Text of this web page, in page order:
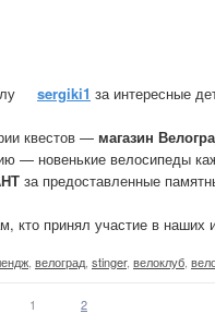
sergiki1 за интересные
квестов — магазин
— новенькие велосипеды
за предоставленные
кто принял участие в наших
велоград stinger, велоклуб
1 2